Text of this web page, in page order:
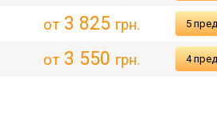
от3 825 грн. 5
от3 550 грн. 4